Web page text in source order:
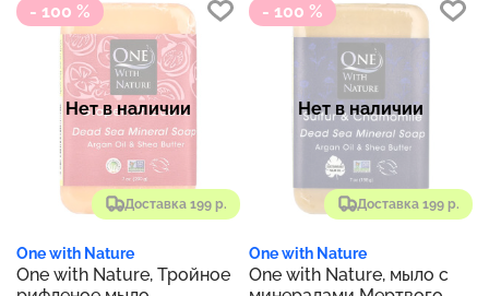
- 100 %
Доставка 199 р.
Нет в наличии
One with Nature
One with Nature, Тройное
- 100 %
Доставка 199 р.
Нет в наличии
One with Nature
One with Nature, мыло с